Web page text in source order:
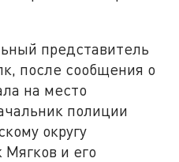
представитель
после сообщения о
на место
полиции
округу
Мягков и его